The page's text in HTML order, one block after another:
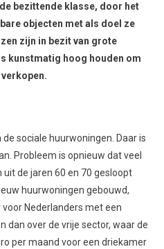
bezittende klasse, door het
objecten met als doel ze
zijn in bezit van grote
kunstmatig hoog houden om
sociale huurwoningen. Daar is
Probleem is opnieuw dat veel
de jaren 60 en 70 gesloopt
huurwoningen gebouwd,
Nederlanders met een
dan over de vrije sector, waar de
per maand voor een driekamer